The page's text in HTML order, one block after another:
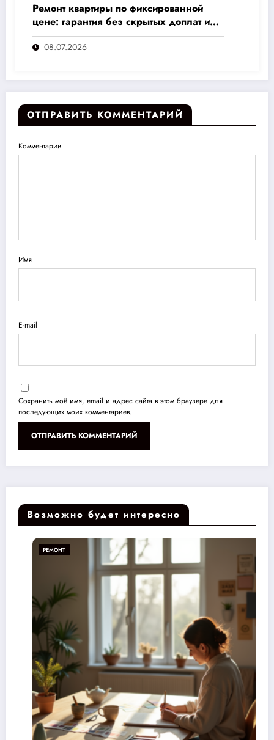
Ремонт квартиры по фиксированной
цене: гарантия без скрытых доплат и
переплат
08.07.2026
ОТПРАВИТЬ КОММЕНТАРИЙ
Комментарии
Имя
E-mail
Сохранить моё имя, email и адрес сайта в этом браузере для
последующих моих комментариев.
Возможно будет интересно